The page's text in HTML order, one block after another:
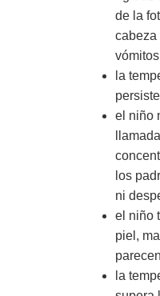
de la
cabeza
la
el niño
los
ni
el niño
piel,
la